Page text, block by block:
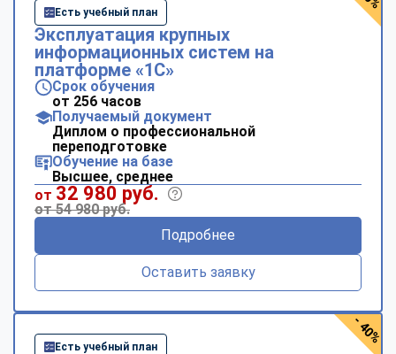
Есть учебный план
Эксплуатация крупных
информационных систем на
платформе «1С»
Срок обучения
от 256 часов
Получаемый документ
Диплом о профессиональной
переподготовке
Обучение на базе
Высшее, среднее
от 32 980 руб.
от 54 980 руб.
Подробнее
Оставить заявку
Есть учебный план
- 40%